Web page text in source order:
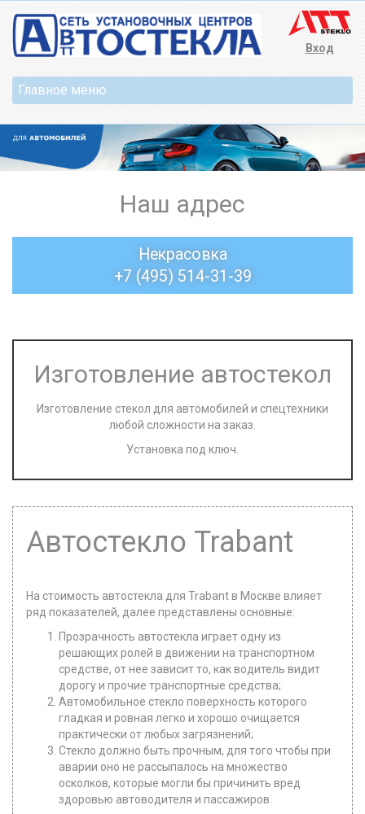
Вход
Наш адрес
Некрасовка
+7 (495) 514-31-39
Изготовление автостекол
Изготовление стекол для автомобилей и спецтехники
любой сложности на заказ.
Установка под ключ.
Автостекло Trabant
На стоимость автостекла для Trabant в Москве влияет
ряд показателей, далее представлены основные:
Прозрачность автостекла играет одну из
решающих ролей в движении на транспортном
средстве, от нее зависит то, как водитель видит
дорогу и прочие транспортные средства;
Автомобильное стекло поверхность которого
гладкая и ровная легко и хорошо очищается
практически от любых загрязнений;
Стекло должно быть прочным, для того чтобы при
аварии оно не рассыпалось на множество
осколков, которые могли бы причинить вред
здоровью автоводителя и пассажиров.